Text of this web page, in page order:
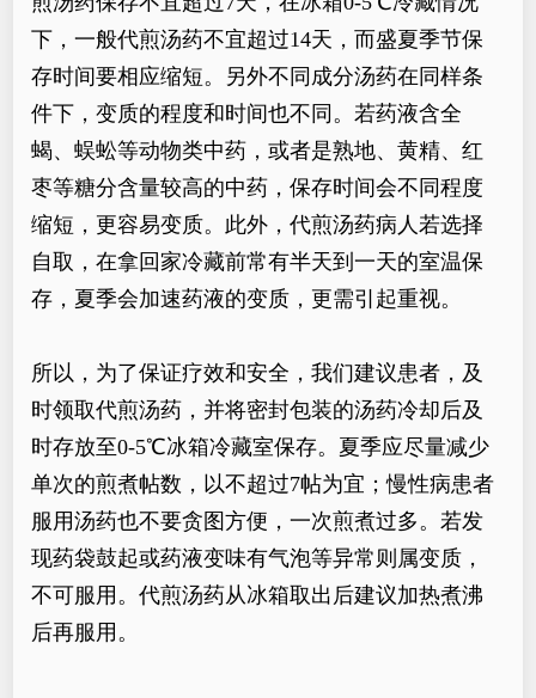
下，一般代煎汤药不宜超过14天，而盛夏季节保
存时间要相应缩短。另外不同成分汤药在同样条
件下，变质的程度和时间也不同。若药液含全
蝎、蜈蚣等动物类中药，或者是熟地、黄精、红
枣等糖分含量较高的中药，保存时间会不同程度
缩短，更容易变质。此外，代煎汤药病人若选择
自取，在拿回家冷藏前常有半天到一天的室温保
存，夏季会加速药液的变质，更需引起重视。
所以，为了保证疗效和安全，我们建议患者，及
时领取代煎汤药，并将密封包装的汤药冷却后及
时存放至0-5℃冰箱冷藏室保存。夏季应尽量减少
单次的煎煮帖数，以不超过7帖为宜；慢性病患者
服用汤药也不要贪图方便，一次煎煮过多。若发
现药袋鼓起或药液变味有气泡等异常则属变质，
不可服用。代煎汤药从冰箱取出后建议加热煮沸
后再服用。